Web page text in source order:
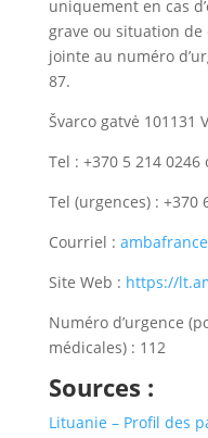
uniquement en cas
grave ou situation de
jointe au numéro
87.
Švarco gatvė 101131
Tel : +370 5 214 0246
Tel (urgences) : +370
Courriel :
Site Web : https://
Numéro d’urgence
médicales) : 112
Sources :
Lituanie – Profil des